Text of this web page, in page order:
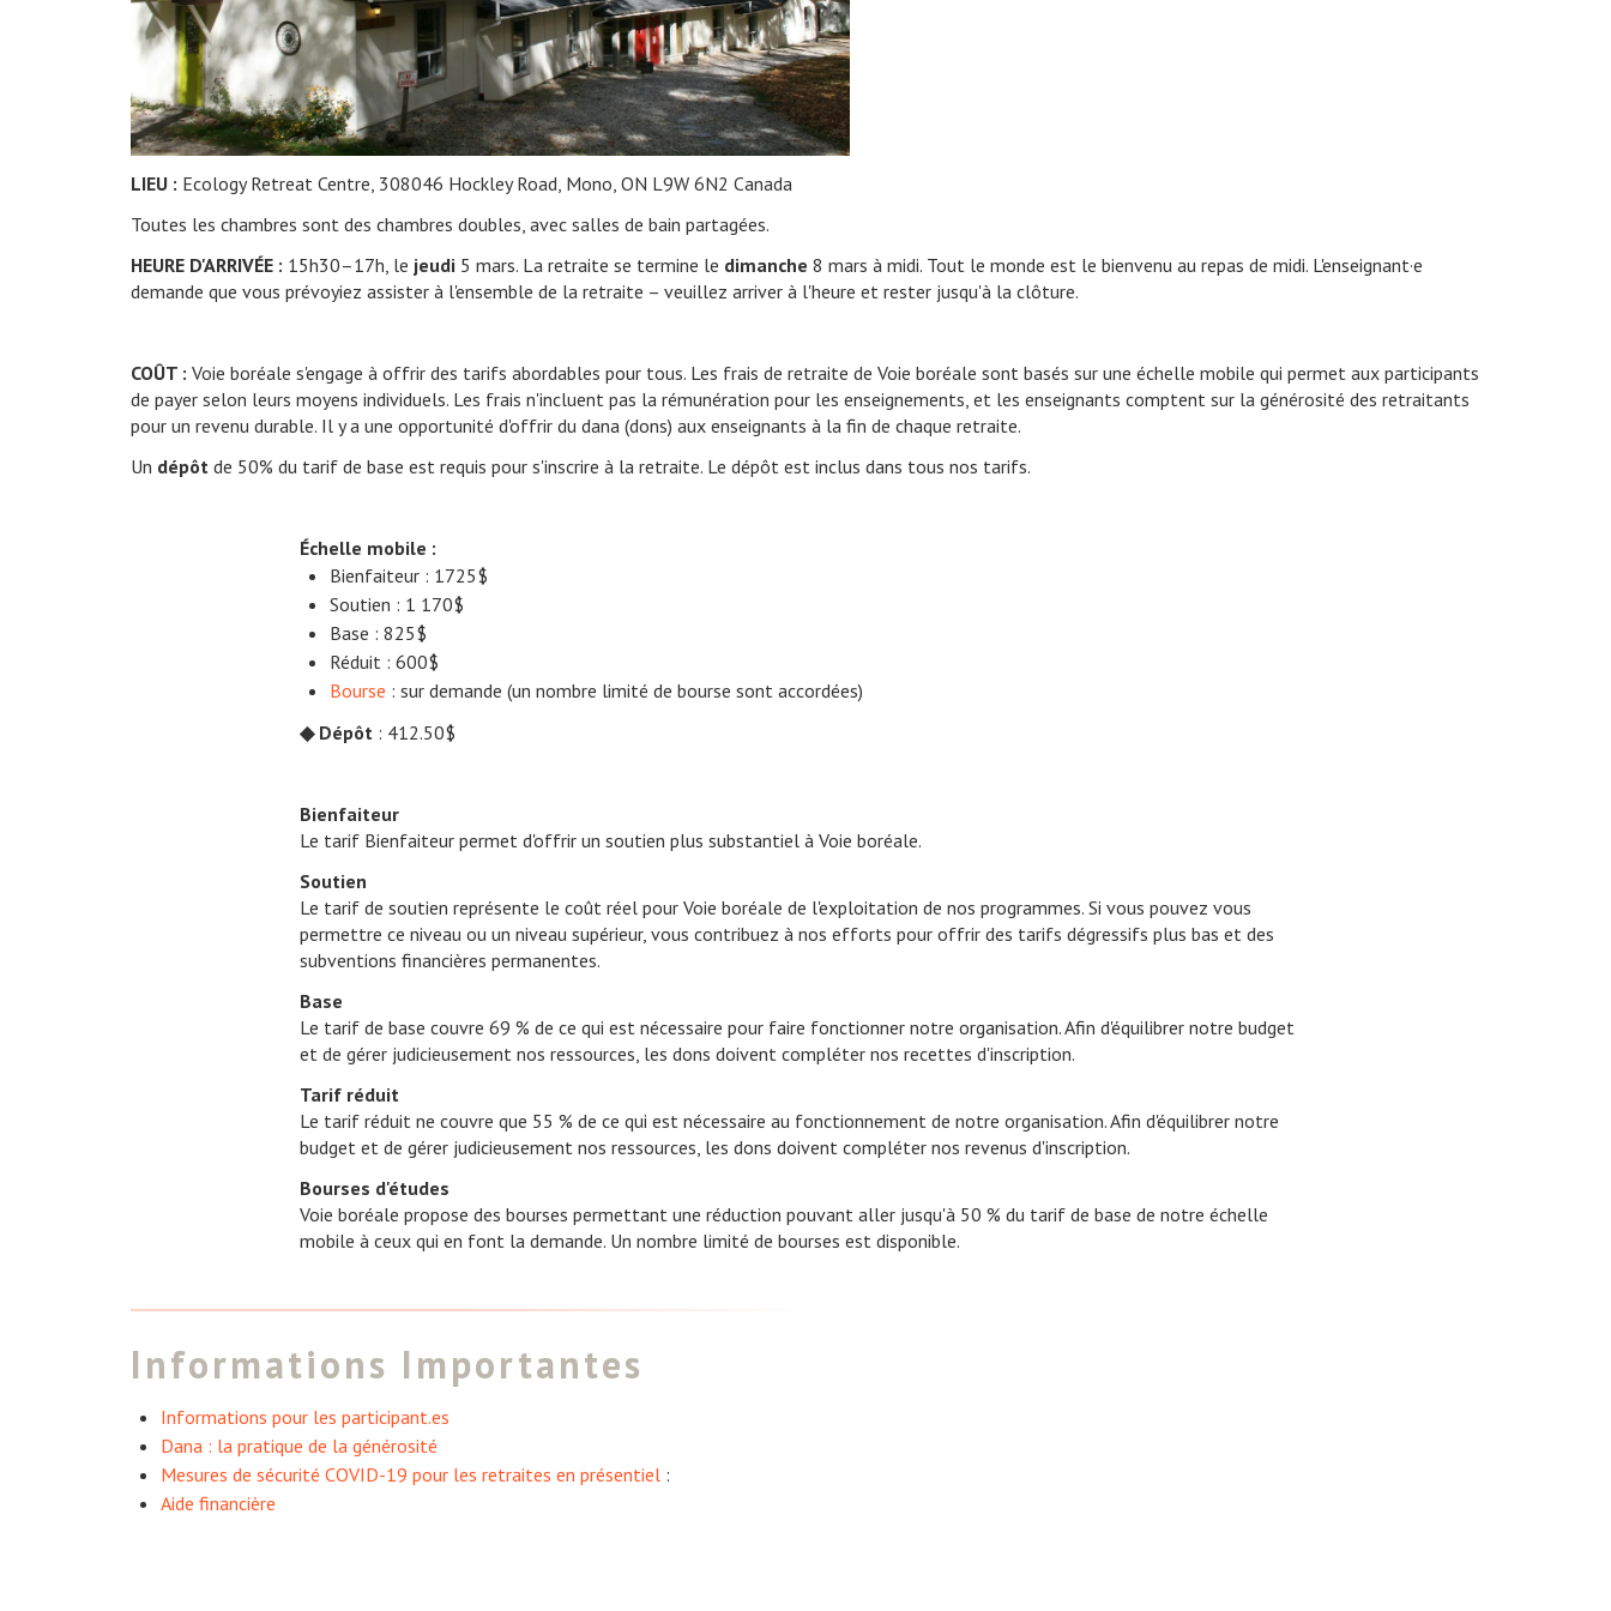
LIEU : Ecology Retreat Centre, 308046 Hockley Road, Mono, ON L9W 6N2 Canada
Toutes les chambres sont des chambres doubles, avec salles de bain partagées.
HEURE D'ARRIVÉE : 15h30–17h, le jeudi 5 mars. La retraite se termine le dimanche 8 mars à midi. Tout le monde est le bienvenu au repas de midi. L'enseignant·e
demande que vous prévoyiez assister à l'ensemble de la retraite – veuillez arriver à l'heure et rester jusqu'à la clôture.
COÛT : Voie boréale s'engage à offrir des tarifs abordables pour tous. Les frais de retraite de Voie boréale sont basés sur une échelle mobile qui permet aux participants
de payer selon leurs moyens individuels. Les frais n'incluent pas la rémunération pour les enseignements, et les enseignants comptent sur la générosité des retraitants
pour un revenu durable. Il y a une opportunité d'offrir du dana (dons) aux enseignants à la fin de chaque retraite.
Un dépôt de 50% du tarif de base est requis pour s'inscrire à la retraite. Le dépôt est inclus dans tous nos tarifs.
Échelle mobile :
Bienfaiteur : 1725$
Soutien : 1 170$
Base : 825$
Réduit : 600$
Bourse : sur demande (un nombre limité de bourse sont accordées)
◆ Dépôt: 412.50$
Bienfaiteur
Le tarif Bienfaiteur permet d'offrir un soutien plus substantiel à Voie boréale.
Soutien
Le tarif de soutien représente le coût réel pour Voie boréale de l'exploitation de nos programmes. Si vous pouvez vous
permettre ce niveau ou un niveau supérieur, vous contribuez à nos efforts pour offrir des tarifs dégressifs plus bas et des
subventions financières permanentes.
Base
Le tarif de base couvre 69 % de ce qui est nécessaire pour faire fonctionner notre organisation. Afin d'équilibrer notre budget
et de gérer judicieusement nos ressources, les dons doivent compléter nos recettes d'inscription.
Tarif réduit
Le tarif réduit ne couvre que 55 % de ce qui est nécessaire au fonctionnement de notre organisation. Afin d'équilibrer notre
budget et de gérer judicieusement nos ressources, les dons doivent compléter nos revenus d'inscription.
Bourses d'études
Voie boréale propose des bourses permettant une réduction pouvant aller jusqu'à 50 % du tarif de base de notre échelle
mobile à ceux qui en font la demande. Un nombre limité de bourses est disponible.
Informations Importantes
Informations pour les participant.es
Dana : la pratique de la générosité
Mesures de sécurité COVID-19 pour les retraites en présentiel :
Aide financière